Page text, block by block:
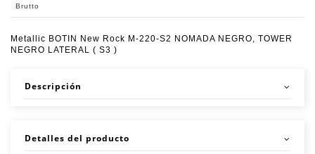
Brutto
Metallic BOTIN New Rock M-220-S2 NOMADA NEGRO, TOWER
NEGRO LATERAL ( S3 )
Descripción
Detalles del producto